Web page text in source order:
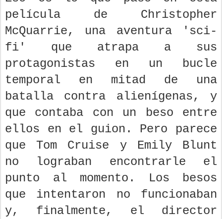
película de Christopher
McQuarrie, una aventura 'sci-
fi' que atrapa a sus
protagonistas en un bucle
temporal en mitad de una
batalla contra alienígenas, y
que contaba con un beso entre
ellos en el guion. Pero parece
que Tom Cruise y Emily Blunt
no lograban encontrarle el
punto al momento. Los besos
que intentaron no funcionaban
y, finalmente, el director